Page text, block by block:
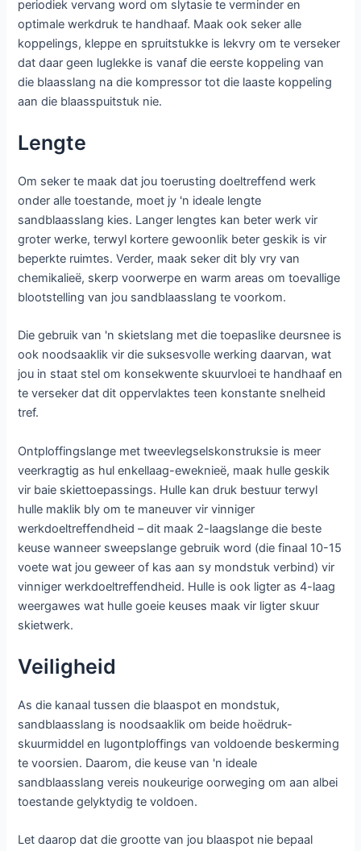
periodiek vervang word om slytasie te verminder en
optimale werkdruk te handhaaf. Maak ook seker alle
koppelings, kleppe en spruitstukke is lekvry om te verseker
dat daar geen luglekke is vanaf die eerste koppeling van
die blaasslang na die kompressor tot die laaste koppeling
aan die blaasspuitstuk nie.
Lengte
Om seker te maak dat jou toerusting doeltreffend werk
onder alle toestande, moet jy 'n ideale lengte
sandblaasslang kies. Langer lengtes kan beter werk vir
groter werke, terwyl kortere gewoonlik beter geskik is vir
beperkte ruimtes. Verder, maak seker dit bly vry van
chemikalieë, skerp voorwerpe en warm areas om toevallige
blootstelling van jou sandblaasslang te voorkom.
Die gebruik van 'n skietslang met die toepaslike deursnee is
ook noodsaaklik vir die suksesvolle werking daarvan, wat
jou in staat stel om konsekwente skuurvloei te handhaaf en
te verseker dat dit oppervlaktes teen konstante snelheid
tref.
Ontploffingslange met tweevlegselskonstruksie is meer
veerkragtig as hul enkellaag-eweknieë, maak hulle geskik
vir baie skiettoepassings. Hulle kan druk bestuur terwyl
hulle maklik bly om te maneuver vir vinniger
werkdoeltreffendheid – dit maak 2-laagslange die beste
keuse wanneer sweepslange gebruik word (die finaal 10-15
voete wat jou geweer of kas aan sy mondstuk verbind) vir
vinniger werkdoeltreffendheid. Hulle is ook ligter as 4-laag
weergawes wat hulle goeie keuses maak vir ligter skuur
skietwerk.
Veiligheid
As die kanaal tussen die blaaspot en mondstuk,
sandblaasslang is noodsaaklik om beide hoëdruk-
skuurmiddel en lugontploffings van voldoende beskerming
te voorsien. Daarom, die keuse van 'n ideale
sandblaasslang vereis noukeurige oorweging om aan albei
toestande gelyktydig te voldoen.
Let daarop dat die grootte van jou blaaspot nie bepaal